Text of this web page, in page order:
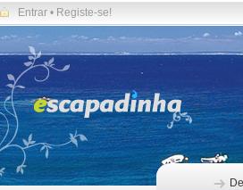
Entrar • Registe-se!